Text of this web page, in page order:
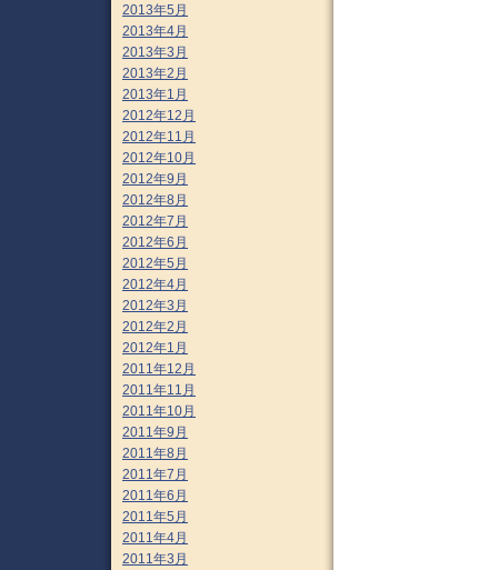
2013年5月
2013年4月
2013年3月
2013年2月
2013年1月
2012年12月
2012年11月
2012年10月
2012年9月
2012年8月
2012年7月
2012年6月
2012年5月
2012年4月
2012年3月
2012年2月
2012年1月
2011年12月
2011年11月
2011年10月
2011年9月
2011年8月
2011年7月
2011年6月
2011年5月
2011年4月
2011年3月